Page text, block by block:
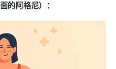
的阿格尼）：